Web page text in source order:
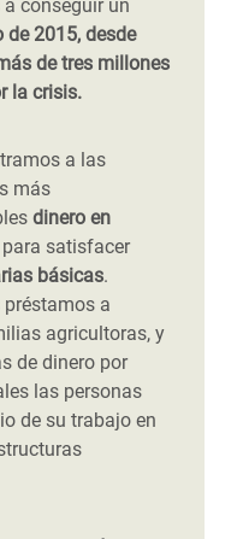
conseguir un
de 2015, desde
de tres millones
la crisis.
a las
más
dinero en
para satisfacer
básicas.
a
agricultoras, y
de dinero por
las personas
de su trabajo en